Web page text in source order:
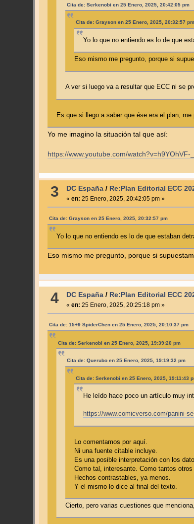
Cita de: Serkenobi en 25 Enero, 2025, 20:42:05 pm
Cita de: Grayson en 25 Enero, 2025, 20:32:57 pm
Yo lo que no entiendo es lo de que
Eso mismo me pregunto, porque si
A ver si luego va a resultar que ECC ni se
Es que si llego a saber que ése era el plan,
Yo me imagino la situación tal que así:
https://www.youtube.com/watch?v=h9YOhVF-
3 DC España/ Re:Plan Editorial ECC
« en: 25 Enero, 2025, 20:42:05 pm »
Cita de: Grayson en 25 Enero, 2025, 20:32:57 pm
Yo lo que no entiendo es lo de que estaban
Eso mismo me pregunto, porque si
4 DC España/ Re:Plan Editorial ECC
« en: 25 Enero, 2025, 20:25:18 pm »
Cita de: 15+9 SpiderChen en 25 Enero, 2025, 20:10:37 pm
Cita de: Serkenobi en 25 Enero, 2025, 19:39:20 pm
Cita de: Querubo en 25 Enero, 2025, 19:19:32 pm
Cita de: Serkenobi en 25 Enero, 2025, 19:11:43
He leído hace poco un artículo muy
https://www.comicverso.com/panini-
Lo comentamos por aquí.
Ni una fuente citable incluye.
Es una posible interpretación con los
Como tal, interesante. Como tantos otros
Hechos contrastables, ya menos.
Y el mismo lo dice al final del texto.
Cierto, pero varias cuestiones que